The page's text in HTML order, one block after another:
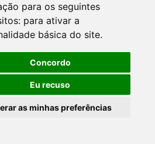
para os seguintes
para ativar a
básica do site.
Concordo
Eu recuso
as minhas preferências